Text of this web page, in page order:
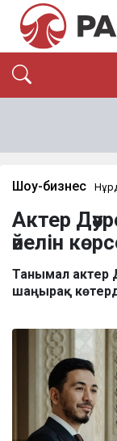
Шоу-бизнес
Актер
әйелін
Танымал актер
шаңырақ